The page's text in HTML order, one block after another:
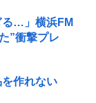
る…」横浜FM
”衝撃プレ
作れない